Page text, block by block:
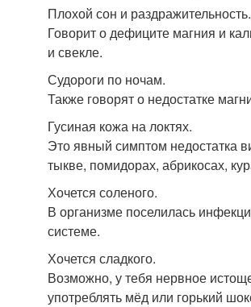
Плохой сон и раздражительность.
Говорит о дефиците магния и
и свекле.
Судороги по ночам.
Также говорят о недостатке
Гусиная кожа на локтях.
Это явный симптом недостатка
тыкве, помидорах, абрикосах,
Хочется соленого.
В организме поселилась
системе.
Хочется сладкого.
Возможно, у тебя нервное
употреблять мёд или горький